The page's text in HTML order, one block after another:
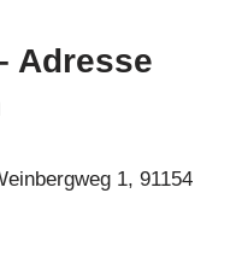
Adresse
1, 91154